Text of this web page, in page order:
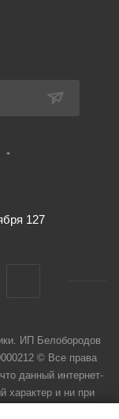
127
ИП Белобородов
© Все права
данный интернет-
характер и ни при